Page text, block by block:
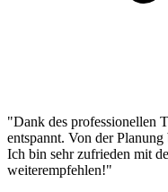
"Dank des professionellen
entspannt. Von der
Ich bin sehr zufrieden mit
weiterempfehlen!"